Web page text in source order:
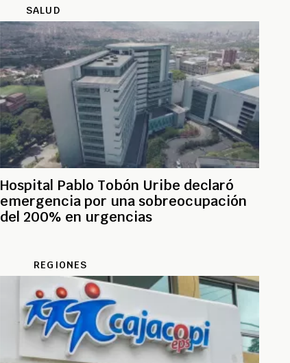
SALUD
Hospital Pablo Tobón Uribe declaró
emergencia por una sobreocupación
del 200% en urgencias
REGIONES